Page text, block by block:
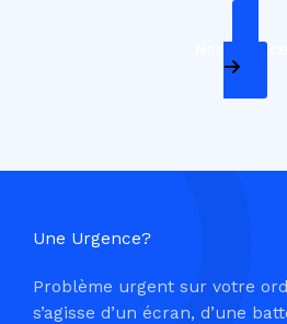
Nos Services
Une Urgence?
Problème urgent sur votre
s’agisse d’un écran, d’une